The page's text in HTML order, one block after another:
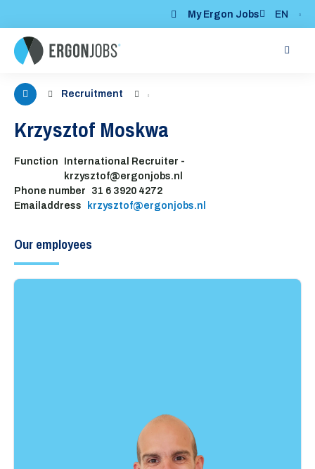
My Ergon Jobs EN
Recruitment
Krzysztof Moskwa
Function
International Recruiter -
krzysztof@ergonjobs.nl
Phone number
31 6 3920 4272
Emailaddress
krzysztof@ergonjobs.nl
Our employees